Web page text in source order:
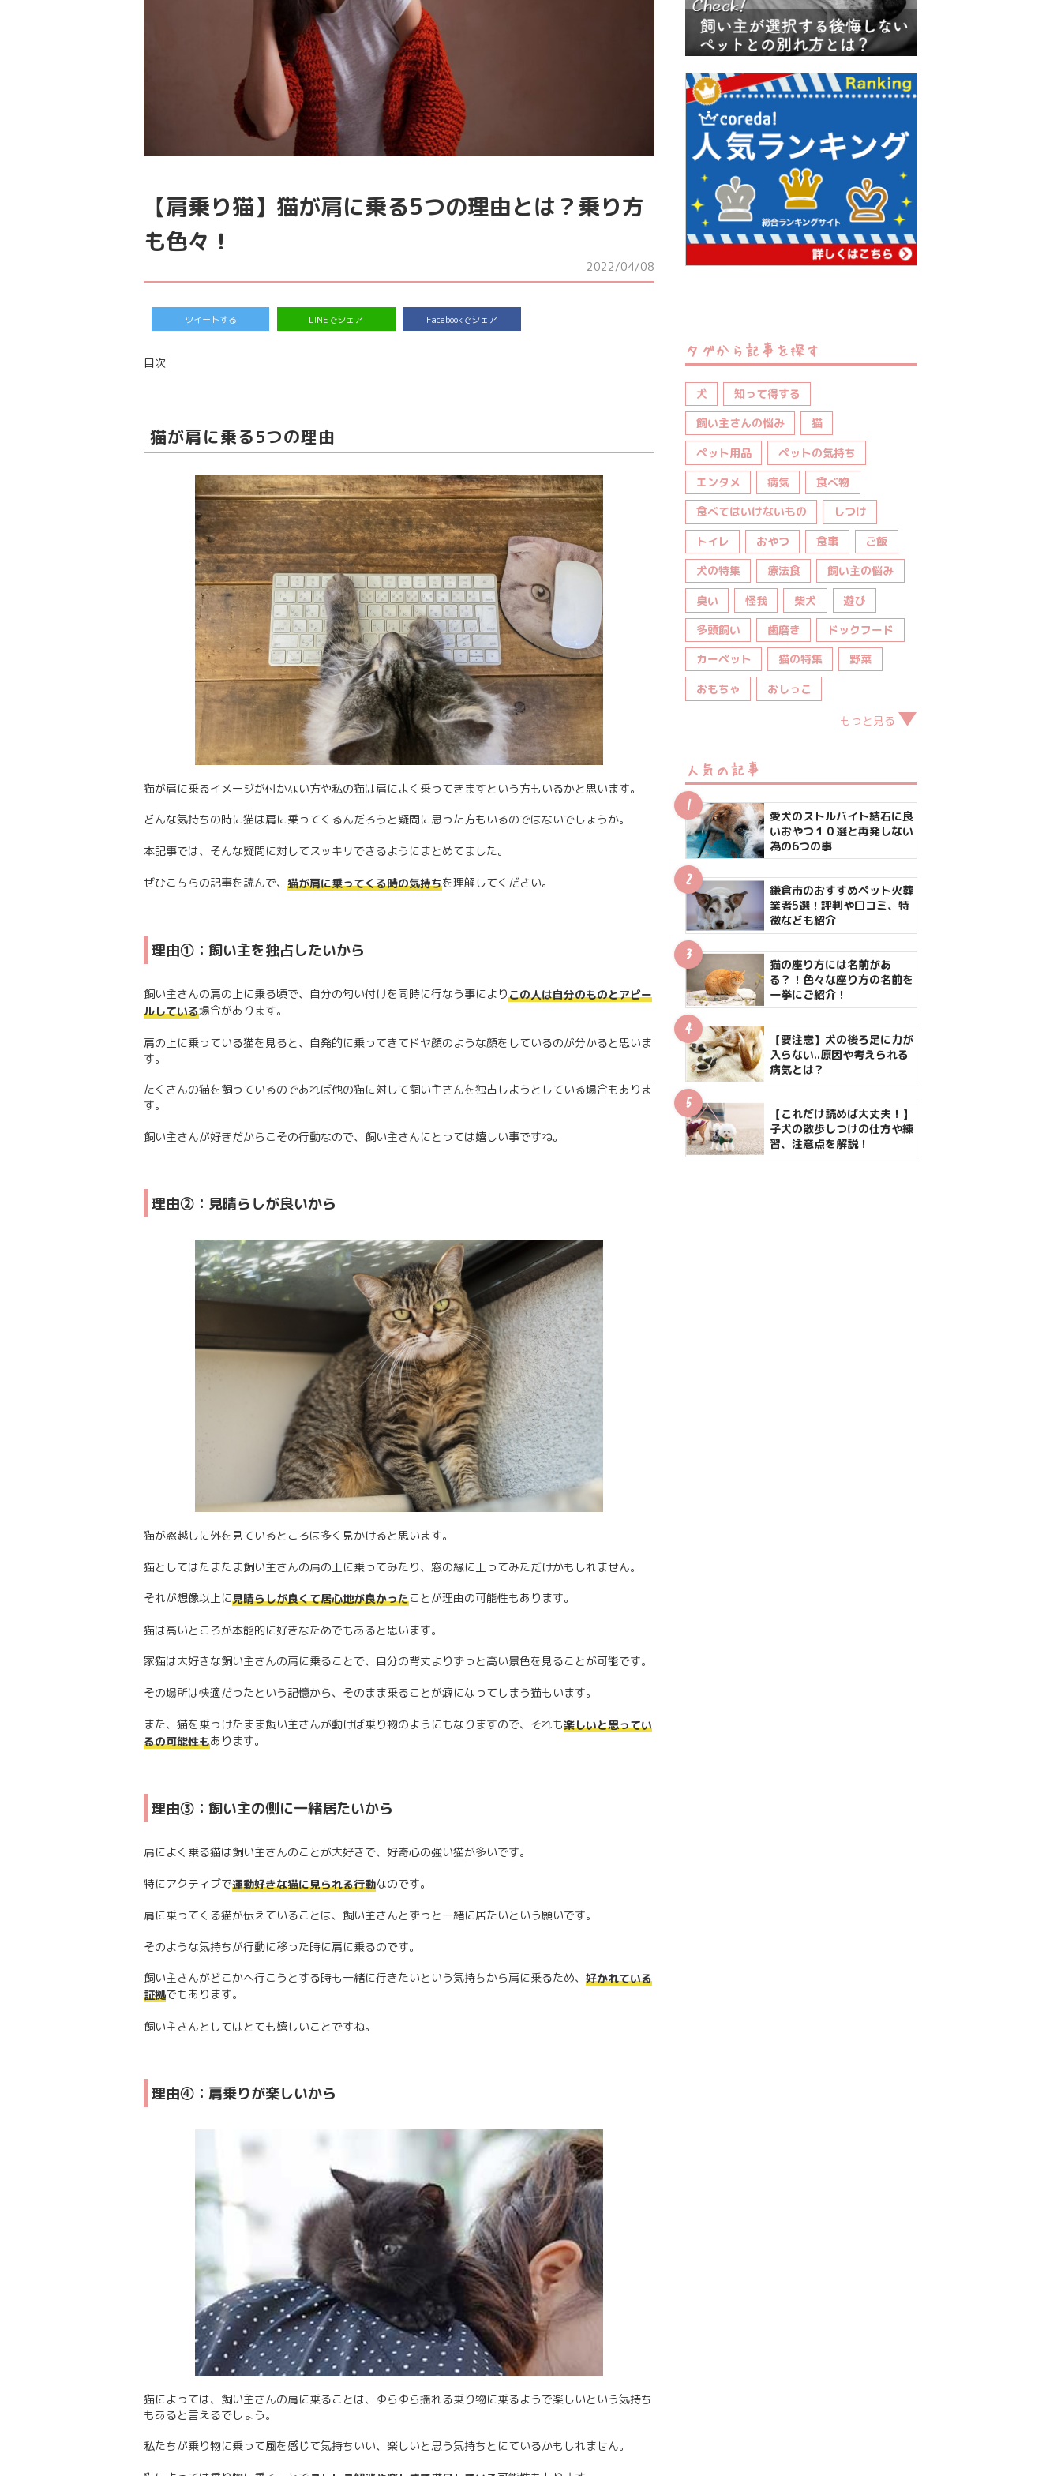
【肩乗り猫】猫が肩に乗る5つの理由とは？乗り方
も色々！
2022/04/08
ツイートする LINEでシェア Facebookでシェア
目次
猫が肩に乗る5つの理由
猫が肩に乗るイメージが付かない方や私の猫は肩によく乗ってきますという方もいるかと思います。
どんな気持ちの時に猫は肩に乗ってくるんだろうと疑問に思った方もいるのではないでしょうか。
本記事では、そんな疑問に対してスッキリできるようにまとめてました。
ぜひこちらの記事を読んで、 猫が肩に乗ってくる時の気持ちを理解してください。
理由①：飼い主を独占したいから
飼い主さんの肩の上に乗る頃で、自分の匂い付けを同時に行なう事によりこの人は自分のものとアピー
ルしている場合があります。
肩の上に乗っている猫を見ると、自発的に乗ってきてドヤ顔のような顔をしているのが分かると思いま
す。
たくさんの猫を飼っているのであれば他の猫に対して飼い主さんを独占しようとしている場合もありま
す。
飼い主さんが好きだからこその行動なので、飼い主さんにとっては嬉しい事ですね。
理由②：見晴らしが良いから
猫が窓越しに外を見ているところは多く見かけると思います。
猫としてはたまたま飼い主さんの肩の上に乗ってみたり、窓の縁に上ってみただけかもしれません。
それが想像以上に見晴らしが良くて居心地が良かったことが理由の可能性もあります。
猫は高いところが本能的に好きなためでもあると思います。
家猫は大好きな飼い主さんの肩に乗ることで、自分の背丈よりずっと高い景色を見ることが可能です。
その場所は快適だったという記憶から、そのまま乗ることが癖になってしまう猫もいます。
また、猫を乗っけたまま飼い主さんが動けば乗り物のようにもなりますので、それも楽しいと思ってい
るの可能性もあります。
理由③：飼い主の側に一緒居たいから
肩によく乗る猫は飼い主さんのことが大好きで、好奇心の強い猫が多いです。
特にアクティブで運動好きな猫に見られる行動なのです。
肩に乗ってくる猫が伝えていることは、飼い主さんとずっと一緒に居たいという願いです。
そのような気持ちが行動に移った時に肩に乗るのです。
飼い主さんがどこかへ行こうとする時も一緒に行きたいという気持ちから肩に乗るため、 好かれている
証拠でもあります。
飼い主さんとしてはとても嬉しいことですね。
理由④：肩乗りが楽しいから
猫によっては、飼い主さんの肩に乗ることは、ゆらゆら揺れる乗り物に乗るようで楽しいという気持ち
もあると言えるでしょう。
私たちが乗り物に乗って風を感じて気持ちいい、楽しいと思う気持ちとにているかもしれません。
タグから記事を探す
犬
知って得する
飼い主さんの悩み
猫
ペット用品
ペットの気持ち
エンタメ
病気
食べ物
食べてはいけないもの
しつけ
トイレ
おやつ 食事
ご飯
犬の特集
療法食
飼い主の悩み
臭い
怪我 柴犬
遊び
多頭飼い
歯磨き
ドックフード
カーペット
猫の特集
野菜
おもちゃ
おしっこ
もっと見る
人気の記事
愛犬のストルバイト結石に良
いおやつ１０選と再発しない
為の6つの事
鎌倉市のおすすめペット火葬
業者5選！評判や口コミ、特
徴なども紹介
猫の座り方には名前があ
る？！色々な座り方の名前を
一挙にご紹介！
【要注意】犬の後ろ足に力が
入らない..原因や考えられる
病気とは？
【これだけ読めば大丈夫！】
子犬の散歩しつけの仕方や練
習、注意点を解説！